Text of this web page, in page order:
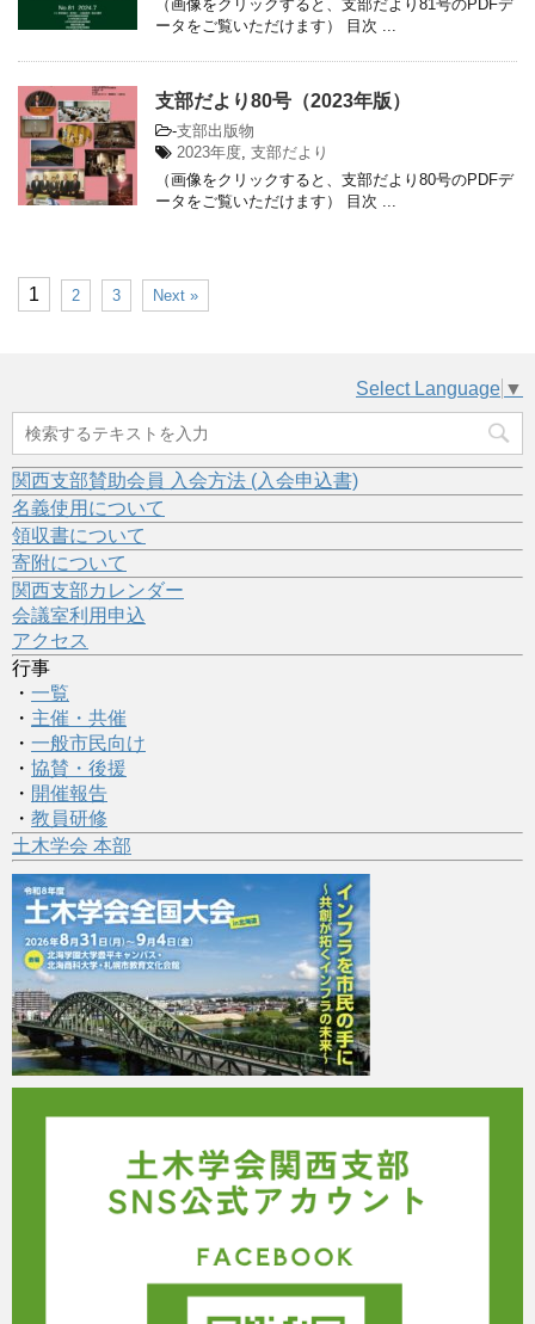
（画像をクリックすると、支部だより81号のPDFデ
ータをご覧いただけます） 目次 ...
支部だより80号（2023年版）
-支部出版物
2023年度, 支部だより
（画像をクリックすると、支部だより80号のPDFデ
ータをご覧いただけます） 目次 ...
1 2 3 Next »
Select Language ▼
関西支部賛助会員 入会方法 (入会申込書)
名義使用について
領収書について
寄附について
関西支部カレンダー
会議室利用申込
アクセス
行事
・ 一覧
・ 主催・共催
・ 一般市民向け
・ 協賛・後援
・ 開催報告
・ 教員研修
土木学会 本部